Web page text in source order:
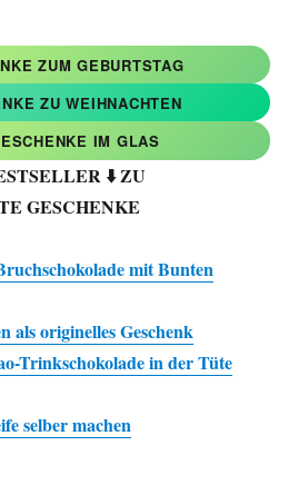
ZUM GEBURTSTAG
ZU WEIHNACHTEN
IM GLAS
⬇️ ZU
GESCHENKE
mit Bunten
als originelles Geschenk
Trinkschokolade in der Tüte
selber machen